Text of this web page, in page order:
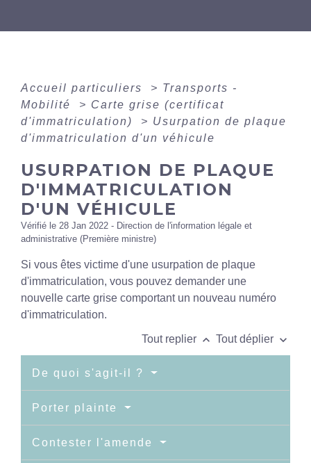
Accueil particuliers > Transports -
Mobilité
> Carte grise (certificat
d'immatriculation)
> Usurpation de plaque
d'immatriculation d'un véhicule
USURPATION DE PLAQUE
D'IMMATRICULATION
D'UN VÉHICULE
Vérifié le 28 Jan 2022 - Direction de l'information légale et
administrative (Première ministre)
Si vous êtes victime d'une usurpation de plaque
d'immatriculation, vous pouvez demander une
nouvelle carte grise comportant un nouveau numéro
d'immatriculation.
Tout replier keyboard_arrow_up Tout déplier keyboard_arrow_down
De quoi s'agit-il ?
Porter plainte
Contester l'amende